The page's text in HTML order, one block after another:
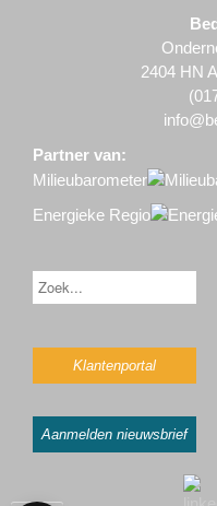
2404 HN
Partner van:
Milieubarometer
Energieke Regio
Klantenportal
Aanmelden nieuwsbrief